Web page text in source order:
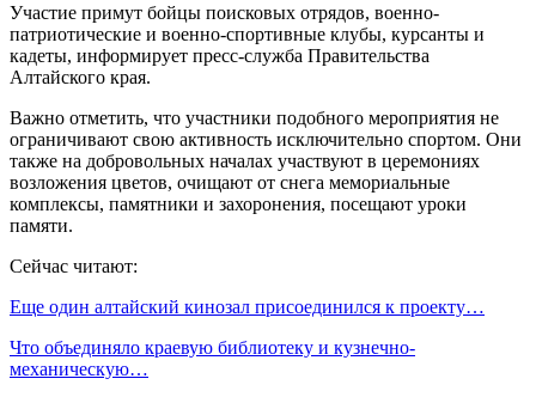
Участие примут бойцы поисковых отрядов, военно-
патриотические и военно-спортивные клубы, курсанты и
кадеты, информирует пресс-служба Правительства
Алтайского края.
Важно отметить, что участники подобного мероприятия не
ограничивают свою активность исключительно спортом. Они
также на добровольных началах участвуют в церемониях
возложения цветов, очищают от снега мемориальные
комплексы, памятники и захоронения, посещают уроки
памяти.
Сейчас читают:
Еще один алтайский кинозал присоединился к проекту…
Что объединяло краевую библиотеку и кузнечно-
механическую…